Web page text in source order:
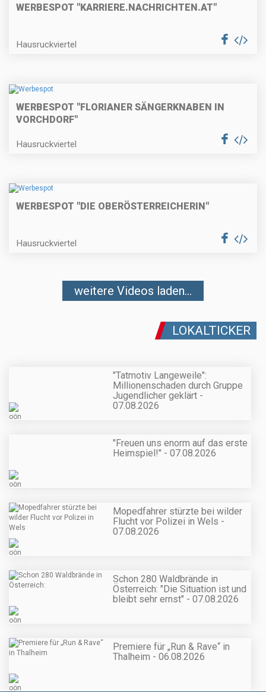
WERBESPOT "KARRIERE.NACHRICHTEN.AT"
Hausruckviertel
WERBESPOT "FLORIANER SÄNGERKNABEN IN
VORCHDORF"
Hausruckviertel
WERBESPOT "DIE OBERÖSTERREICHERIN"
Hausruckviertel
weitere Videos laden...
LOKALTICKER
"Tatmotiv Langeweile":
Millionenschaden durch Gruppe
Jugendlicher geklärt -
07.08.2026
"Freuen uns enorm auf das erste
Heimspiel!" - 07.08.2026
Mopedfahrer stürzte bei wilder
Flucht vor Polizei in Wels -
07.08.2026
Schon 280 Waldbrände in
Österreich: "Die Situation ist und
bleibt sehr ernst" - 07.08.2026
Premiere für „Run & Rave“ in
Thalheim - 06.08.2026